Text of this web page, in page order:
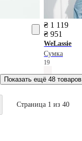
₴ 1 119
₴ 951
WeLassie
Сумка
19
Показать ещё 48 товаров
Страница 1 из 40